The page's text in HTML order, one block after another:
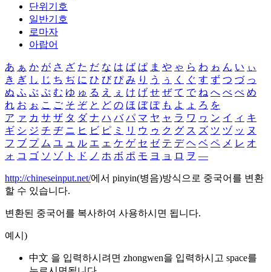
단위기호
일반기호
로마자
아랍어
あ ぁ か が さ ざ た だ な は ば ぱ ま や ゃ ら わ ゎ ん い ぃ
き ぎ し じ ち ぢ に ひ び ぴ み り う ぅ く ぐ す ず つ づ っ
ぬ ふ ぶ ぷ む ゆ ゅ る え ぇ け げ せ ぜ て で ね へ べ ぺ め
れ お ぉ こ ご そ ぞ と ど の ほ ぼ ぽ も よ ょ ろ を
ア ァ カ サ ザ タ ダ ナ ハ バ パ マ ヤ ャ ラ ワ ヮ ン イ ィ キ
ギ シ ジ チ ヂ ニ ヒ ビ ピ ミ リ ウ ゥ ク グ ス ズ ツ ヅ ッ ヌ
フ ブ プ ム ユ ュ ル エ ェ ケ ゲ セ ゼ テ デ ヘ ベ ペ メ レ オ
ォ コ ゴ ソ ゾ ト ド ノ ホ ボ ポ モ ヨ ョ ロ ヲ ―
http://chineseinput.net/에서 pinyin(병음)방식으로 중국어를 변환
할 수 있습니다.
변환된 중국어를 복사하여 사용하시면 됩니다.
예시)
中文 을 입력하시려면 zhongwen을 입력하시고 space를